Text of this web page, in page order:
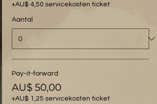
+AU$ 4,50 servicekosten ticket
Aantal
Pay-it-forward
AU$ 50,00
+AU$ 1,25 servicekosten ticket